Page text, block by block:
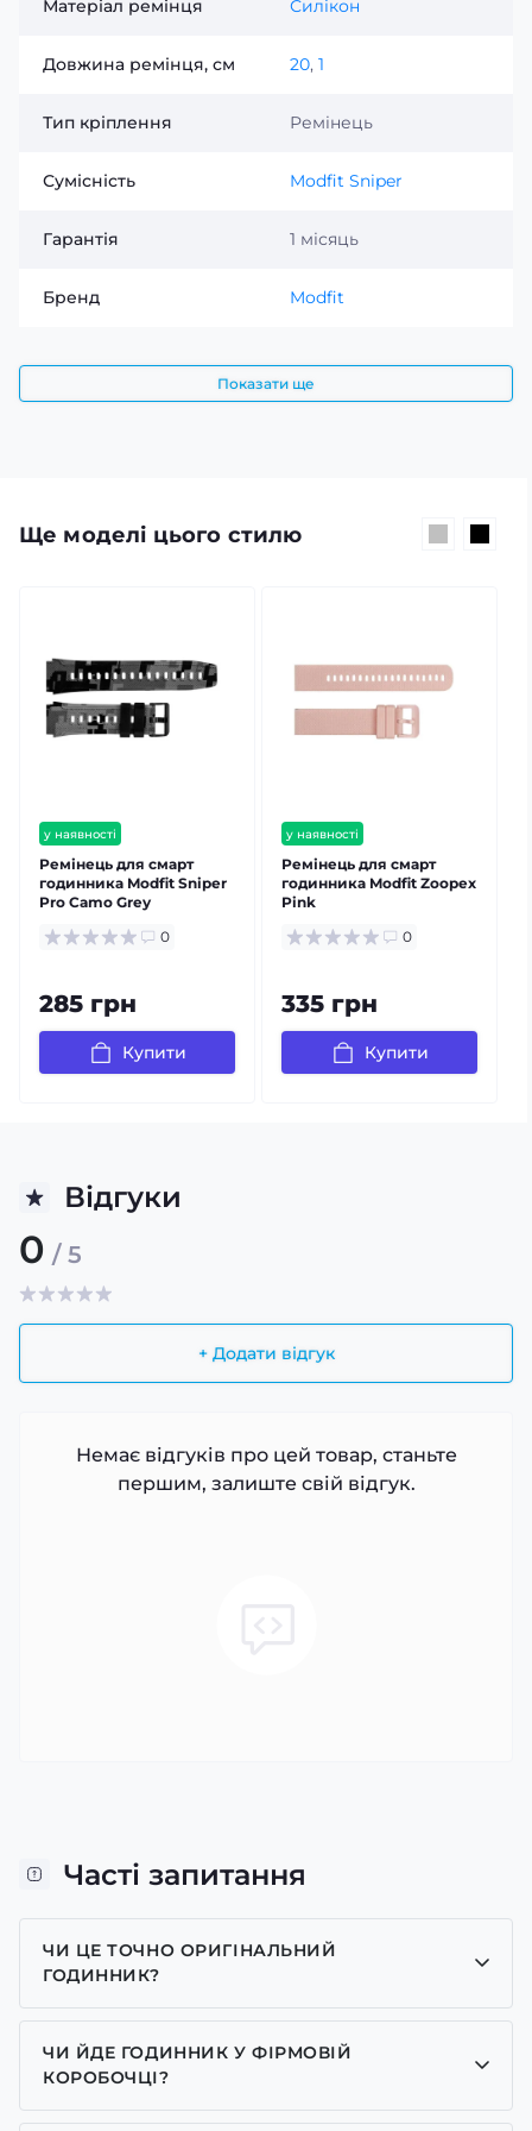
Матеріал ремінця Силікон
Довжина ремінця, см 20, 1
Тип кріплення Ремінець
Сумісність Modfit Sniper
Гарантія 1 місяць
Бренд Modfit
Показати ще
Ще моделі цього стилю
у наявності
Ремінець для смарт
годинника Modfit Sniper
Pro Camo Grey
0
285 грн
Купити
у наявності
Ремінець для смарт
годинника Modfit Zoopex
Pink
0
335 грн
Купити
Відгуки
0 / 5
+ Додати відгук
Немає відгуків про цей товар, станьте
першим, залиште свій відгук.
Часті запитання
ЧИ ЦЕ ТОЧНО ОРИГІНАЛЬНИЙ
ГОДИННИК?
Так, усі годинники у нас лише оригінальні, ми є
представником багатьох брендів.
ЧИ ЙДЕ ГОДИННИК У ФІРМОВІЙ
КОРОБОЧЦІ?
Для годинників бренду Casio, Pagani Design,